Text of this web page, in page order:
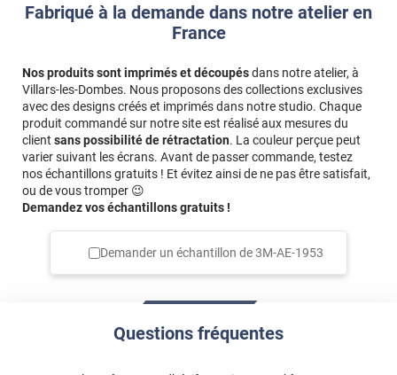
Fabriqué à la demande dans notre atelier en
France
Nos produits sont imprimés et découpésdans notre atelier, à
Villars-les-Dombes. Nous proposons des collections exclusives
avec des designs créés et imprimés dans notre studio. Chaque
produit commandé sur notre site est réalisé aux mesures du
client sans possibilité de rétractation. La couleur perçue peut
varier suivant les écrans. Avant de passer commande, testez
nos échantillons gratuits ! Et évitez ainsi de ne pas être satisfait,
ou de vous tromper 😉
Demandez vos échantillons gratuits !
Demander un échantillon de3M-AE-1953
Questions fréquentes